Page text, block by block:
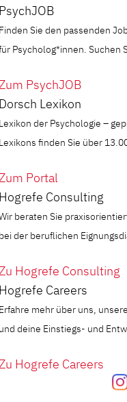
Sie den passenden
Psycholog*innen. Suchen
PsychJOB
Lexikon
der Psychologie –
finden Sie über
Portal
Consulting
beraten Sie
der beruflichen
Hogrefe Consulting
Careers
mehr über uns,
deine Einstiegs- und
Hogrefe Careers